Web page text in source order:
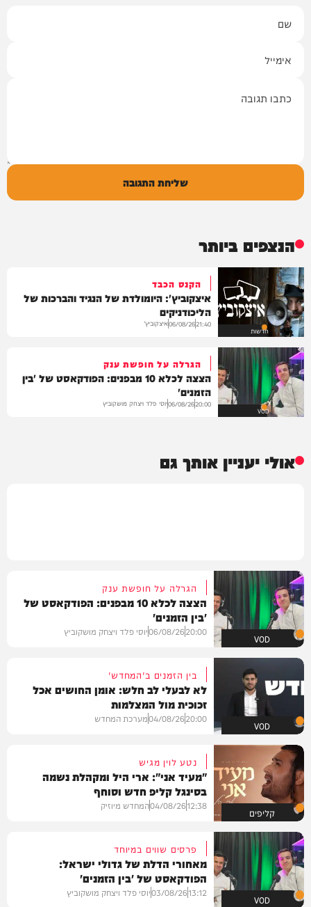
שליחת התגובה
הנצפים ביותר
חדשות
הקנס הכבד
איצקוביץ': היומולדת של הנגיד והברכות של
הליכודניקים
21:40
06/08/26איצקוביץ'
VOD
הגרלה על חופשת ענק
הצצה לכלא 10 מבפנים: הפודקאסט של 'בין
הזמנים'
20:00
06/08/26יוסי פלד ויצחק מושקוביץ
אולי יעניין אותך גם
VOD
הגרלה על חופשת ענק
הצצה לכלא 10 מבפנים: הפודקאסט של
'בין הזמנים'
20:00
06/08/26יוסי פלד ויצחק מושקוביץ
VOD
בין הזמנים ב'המחדש'
לא לבעלי לב חלש: אומן החושים אכל
זכוכית מול המצלמות
20:00
04/08/26מערכת המחדש
קליפים
נטע לוין מגיש
"מעיד אני": ארי היל ומקהלת נשמה
בסינגל קליפ חדש וסוחף
12:38
04/08/26המחדש מיוזיק
VOD
פרסים שווים במיוחד
מאחורי הדלת של גדולי ישראל:
הפודקאסט של 'בין הזמנים'
13:12
03/08/26יוסי פלד ויצחק מושקוביץ